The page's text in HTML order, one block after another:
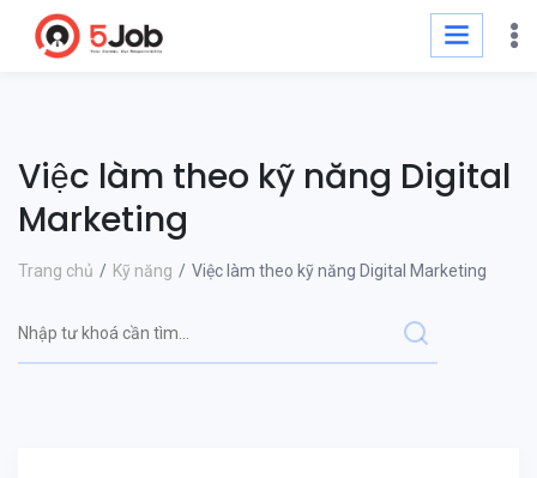
Việc làm theo kỹ năng Digital
Marketing
Trang chủ Kỹ năng Việc làm theo kỹ năng Digital Marketing